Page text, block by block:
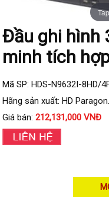
Đầu ghi IP | NVR
Đầu ghi IP HIKVISION
Đầu ghi IP KBVISION
Đầu ghi IP HDParagon
Đầu ghi IP Dahua
Đầu ghi IP Visionhitech
Camera Analog
Camera HIKVISION
Đầu ghi hình
minh tích
Mã SP: HDS-N9632I-8HD/
Hãng sản xuất: HD Paragon.
Giá bán:212,131,000 VNĐ